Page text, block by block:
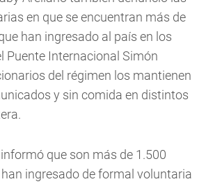
en que se encuentran más de
han ingresado al país en los
Puente Internacional Simón
del régimen los mantienen
y sin comida en distintos
que son más de 1.500
han ingresado de formal voluntaria